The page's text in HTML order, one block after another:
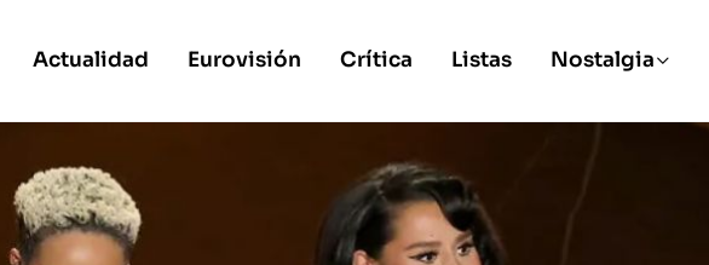
Actualidad Eurovisión Crítica Listas Nostalgia